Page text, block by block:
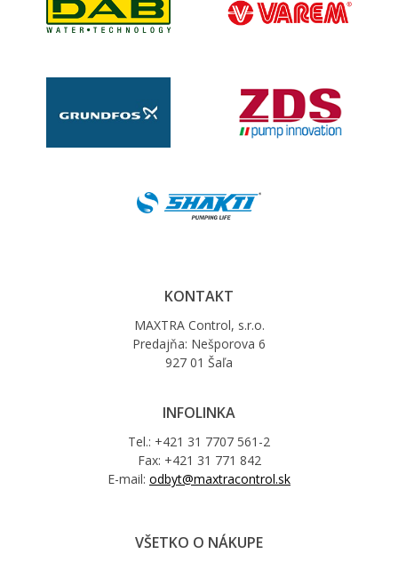
KONTAKT
MAXTRA Control, s.r.o.
Predajňa: Nešporova 6
927 01 Šaľa
INFOLINKA
Tel.: +421 31 7707 561-2
Fax: +421 31 771 842
E-mail: odbyt@maxtracontrol.sk
VŠETKO O NÁKUPE